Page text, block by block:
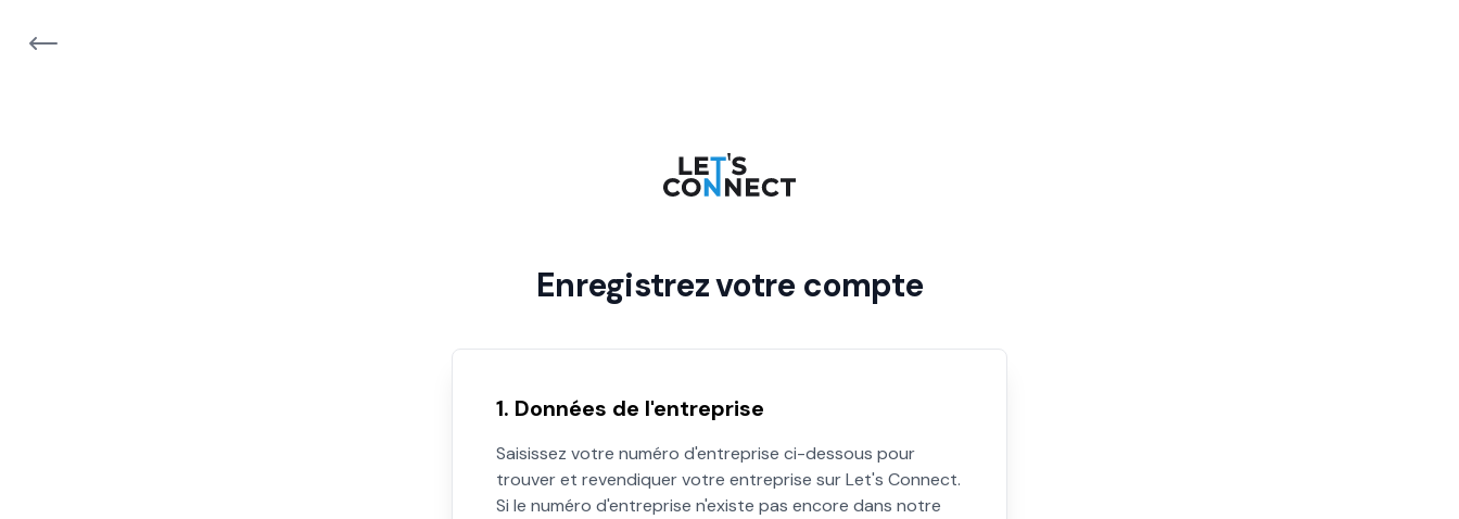
Enregistrez votre compte
1. Données de l'entreprise
Saisissez votre numéro d'entreprise ci-dessous pour
trouver et revendiquer votre entreprise sur Let's Connect.
Si le numéro d'entreprise n'existe pas encore dans notre